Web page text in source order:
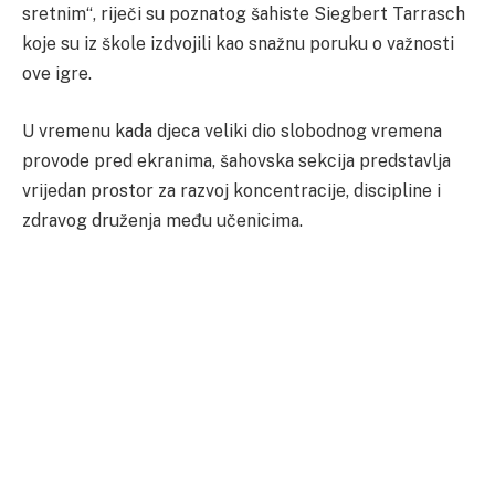
sretnim“, riječi su poznatog šahiste Siegbert Tarrasch
koje su iz škole izdvojili kao snažnu poruku o važnosti
ove igre.
U vremenu kada djeca veliki dio slobodnog vremena
provode pred ekranima, šahovska sekcija predstavlja
vrijedan prostor za razvoj koncentracije, discipline i
zdravog druženja među učenicima.